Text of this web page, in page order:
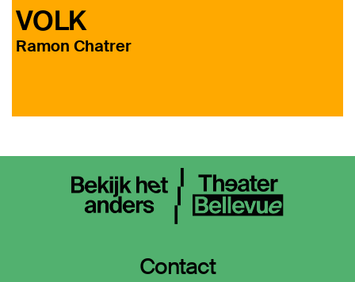
VOLK
Ramon Chatrer
Contact